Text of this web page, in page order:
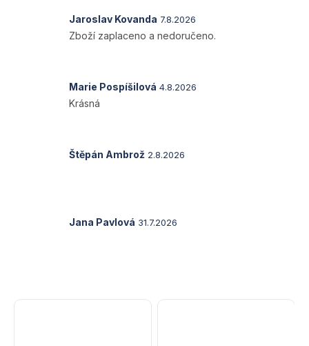
Hodnocení
produktu
5
hvězdiček.
Jaroslav Kovanda 7.8.2026
Zboží zaplaceno a nedoručeno.
Hodnocení
produktu
5
Marie Pospíšilová 4.8.2026
Krásná
Hodnocení
5
Štěpán Ambrož 2.8.2026
Hodnocení
hvězdiček.
Jana Pavlová 31.7.2026